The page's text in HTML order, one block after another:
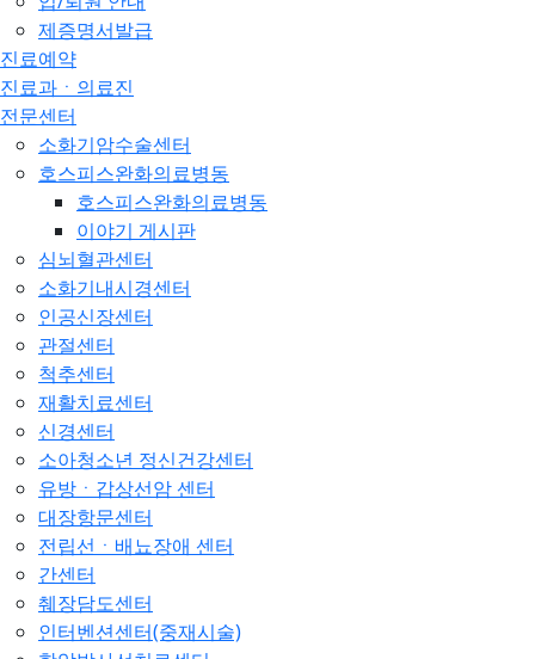
제증명서발급
진료예약
진료과ㆍ의료진
전문센터
소화기암수술센터
호스피스완화의료병동
호스피스완화의료병동
이야기 게시판
심뇌혈관센터
소화기내시경센터
인공신장센터
관절센터
척추센터
재활치료센터
신경센터
소아청소년 정신건강센터
유방ㆍ갑상선암 센터
대장항문센터
전립선ㆍ배뇨장애 센터
간센터
췌장담도센터
인터벤션센터(중재시술)